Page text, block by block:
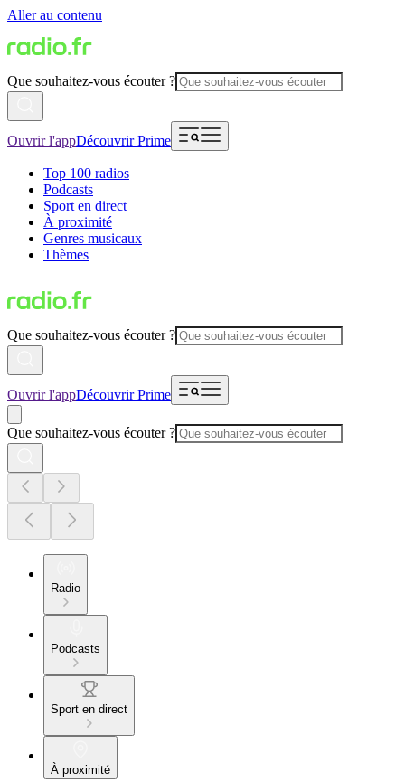
Aller au contenu
Que souhaitez-vous écouter ?
Ouvrir l'appDécouvrir Prime
Top 100 radios
Podcasts
Sport en direct
À proximité
Genres musicaux
Thèmes
Que souhaitez-vous écouter ?
Ouvrir l'appDécouvrir Prime
Que souhaitez-vous écouter ?
Radio
Podcasts
Sport en direct
À proximité